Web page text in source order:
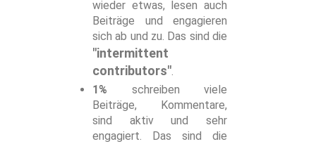
wieder etwas, lesen auch
Beiträge und engagieren
sich ab und zu. Das sind die
"intermittent
contributors".
1% schreiben viele
Beiträge, Kommentare,
sind aktiv und sehr
engagiert. Das sind die